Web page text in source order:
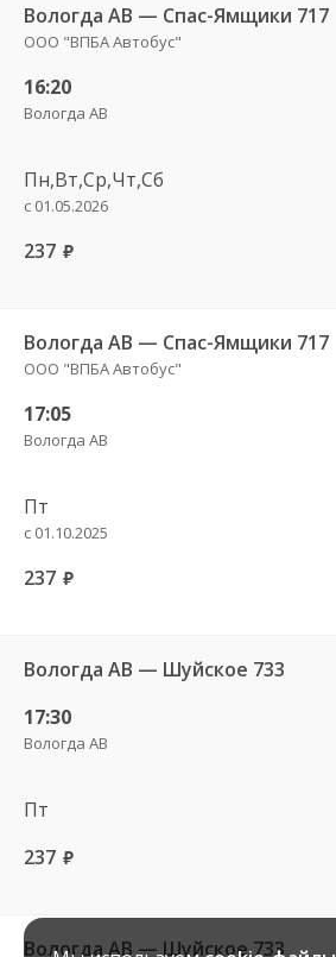
Вологда АВ — Спас-Ямщики 717
ООО "ВПБА Автобус"
16:20
Вологда АВ
Пн,Вт,Ср,Чт,Сб
с 01.05.2026
237 руб.
Вологда АВ — Спас-Ямщики 717
ООО "ВПБА Автобус"
17:05
Вологда АВ
Пт
с 01.10.2025
237 руб.
Вологда АВ — Шуйское 733
17:30
Вологда АВ
Пт
237 руб.
Вологда АВ — Шуйское 733